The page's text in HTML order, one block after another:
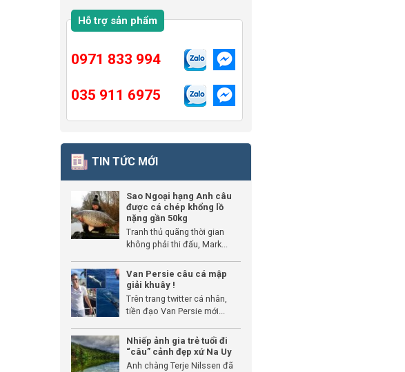
Hỗ trợ sản phẩm
0971 833 994
035 911 6975
TIN TỨC MỚI
Sao Ngoại hạng Anh câu
được cá chép khổng lồ
nặng gần 50kg
Tranh thủ quãng thời gian
không phải thi đấu, Mark...
Van Persie câu cá mập
giải khuây !
Trên trang twitter cá nhân,
tiền đạo Van Persie mới...
Nhiếp ảnh gia trẻ tuổi đi
“câu” cảnh đẹp xứ Na Uy
Anh chàng Terje Nilssen đã